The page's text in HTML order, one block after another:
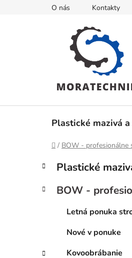
O nás Kontakty
Plastické mazivá
Domov
/ BOW - profesionálne
B
č
n
Preskočiť
kategórie
K
a
e
e
Plastické
BOW -
Letná ponuka
Nové v ponuke
Kovoobrábanie